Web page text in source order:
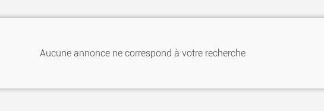
Aucune annonce ne correspond à votre recherche